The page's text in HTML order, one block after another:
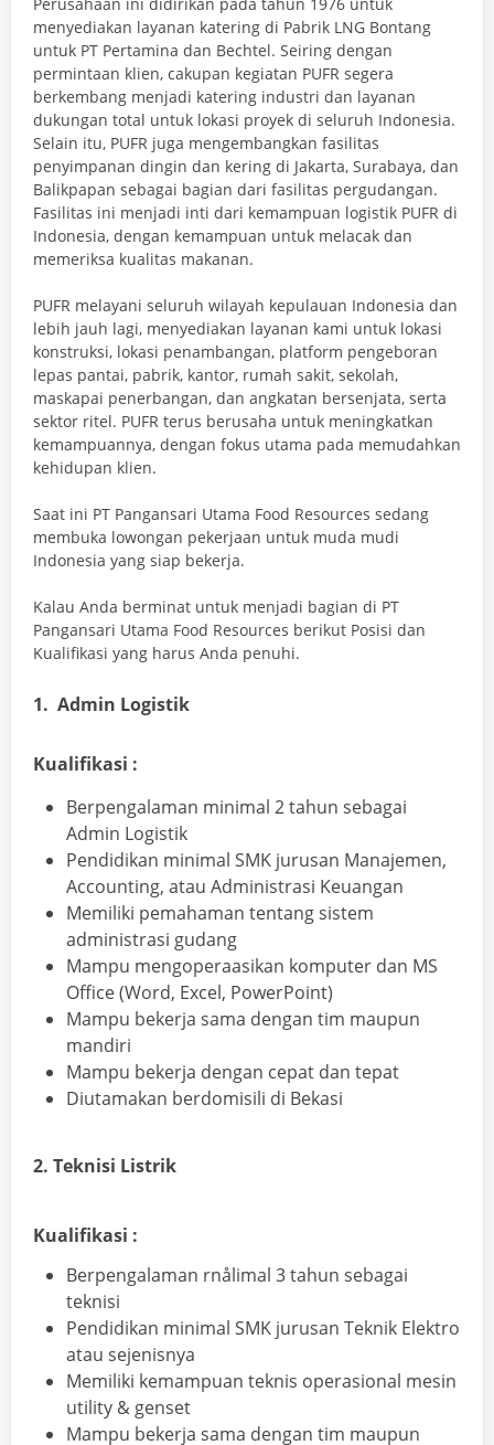
menyediakan layanan katering di Pabrik LNG Bontang
untuk PT Pertamina dan Bechtel. Seiring dengan
permintaan klien, cakupan kegiatan PUFR segera
berkembang menjadi katering industri dan layanan
dukungan total untuk lokasi proyek di seluruh Indonesia.
Selain itu, PUFR juga mengembangkan fasilitas
penyimpanan dingin dan kering di Jakarta, Surabaya, dan
Balikpapan sebagai bagian dari fasilitas pergudangan.
Fasilitas ini menjadi inti dari kemampuan logistik PUFR di
Indonesia, dengan kemampuan untuk melacak dan
memeriksa kualitas makanan.
PUFR melayani seluruh wilayah kepulauan Indonesia dan
lebih jauh lagi, menyediakan layanan kami untuk lokasi
konstruksi, lokasi penambangan, platform pengeboran
lepas pantai, pabrik, kantor, rumah sakit, sekolah,
maskapai penerbangan, dan angkatan bersenjata, serta
sektor ritel. PUFR terus berusaha untuk meningkatkan
kemampuannya, dengan fokus utama pada memudahkan
kehidupan klien.
Saat ini PT Pangansari Utama Food Resources sedang
membuka lowongan pekerjaan untuk muda mudi
Indonesia yang siap bekerja.
Kalau Anda berminat untuk menjadi bagian di PT
Pangansari Utama Food Resources berikut Posisi dan
Kualifikasi yang harus Anda penuhi.
1. Admin Logistik
Kualifikasi :
Berpengalaman minimal 2 tahun sebagai
Admin Logistik
Pendidikan minimal SMK jurusan Manajemen,
Accounting, atau Administrasi Keuangan
Memiliki pemahaman tentang sistem
administrasi gudang
Mampu mengoperaasikan komputer dan MS
Office (Word, Excel, PowerPoint)
Mampu bekerja sama dengan tim maupun
mandiri
Mampu bekerja dengan cepat dan tepat
Diutamakan berdomisili di Bekasi
2. Teknisi Listrik
Kualifikasi :
Berpengalaman rnålimal 3 tahun sebagai
teknisi
Pendidikan minimal SMK jurusan Teknik Elektro
atau sejenisnya
Memiliki kemampuan teknis operasional mesin
utility & genset
Mampu bekerja sama dengan tim maupun